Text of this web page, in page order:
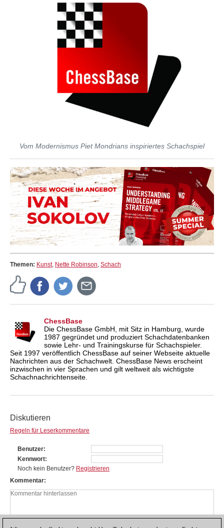
Vom Modernismus Piet Mondrians inspiriertes Schachspiel
Themen: Kunst, Nette Robinson, Schach
ChessBase
Die ChessBase GmbH, mit Sitz in Hamburg, wurde
1987 gegründet und produziert Schachdatenbanken
sowie Lehr- und Trainingskurse für Schachspieler.
Seit 1997 veröffentlich ChessBase auf seiner Webseite aktuelle
Nachrichten aus der Schachwelt. ChessBase News erscheint
inzwischen in vier Sprachen und gilt weltweit als wichtigste
Schachnachrichtenseite.
Diskutieren
Regeln für Leserkommentare
Benutzer
Kennwort
Noch kein Benutzer? Registrieren
Kommentar